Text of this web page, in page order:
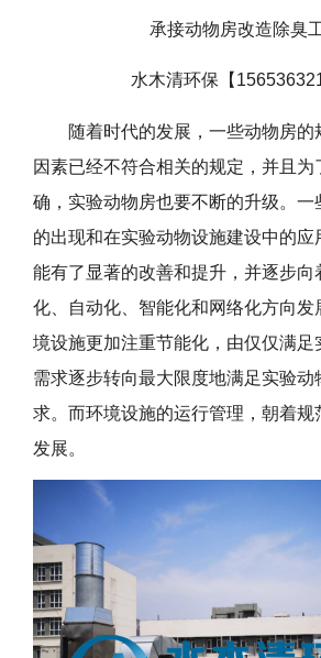
承接动物房改造除臭
水木清环保【
随着时代的发展，一些动物房
因素已经不符合相关的规定，并且
确，实验动物房也要不断的升级。一
的出现和在实验动物设施建设中的应
能有了显著的改善和提升，并逐步向
化、自动化、智能化和网络化方向发
境设施更加注重节能化，由仅仅满足
需求逐步转向最大限度地满足实验动
求。而环境设施的运行管理，朝着规
发展。